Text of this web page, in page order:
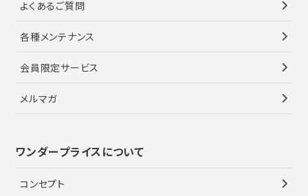
よくあるご質問
各種メンテナンス
会員限定サービス
メルマガ
ワンダープライスについて
コンセプト